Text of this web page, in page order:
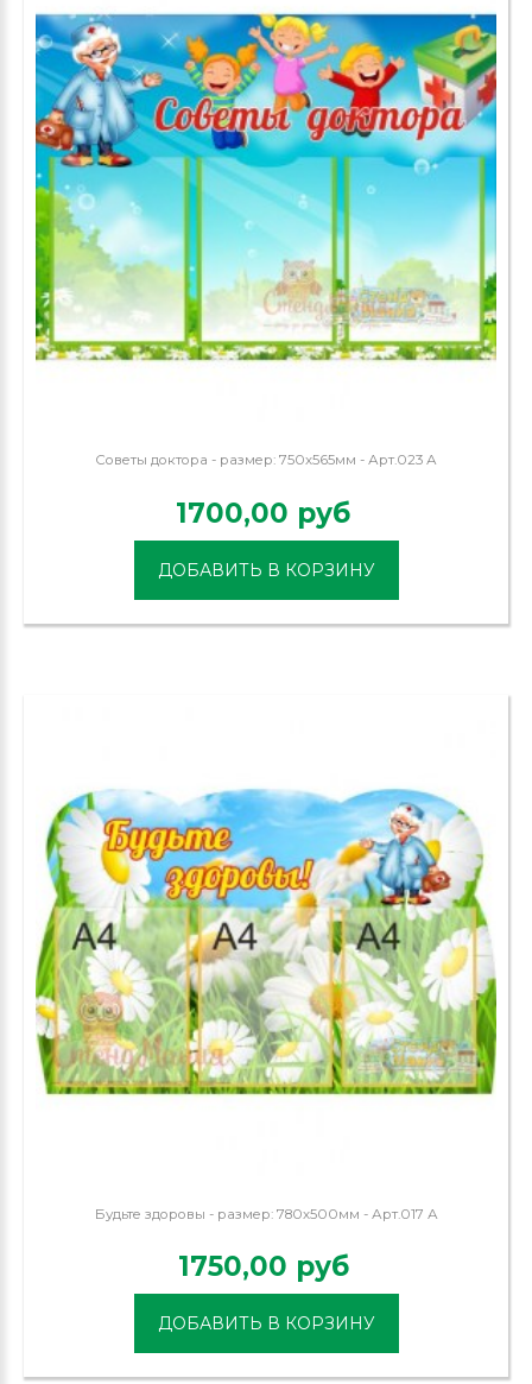
Советы доктора - размер: 750х565мм - Арт.023 А
1700,00 руб
ДОБАВИТЬ В КОРЗИНУ
Будьте здоровы - размер: 780х500мм - Арт.017 А
1750,00 руб
ДОБАВИТЬ В КОРЗИНУ